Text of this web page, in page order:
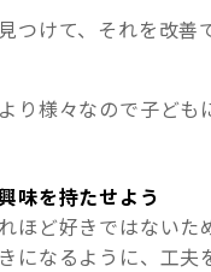
つけて、それを改善
様々なので子ども
味を持たせよう
ほど好きではないた
になるように、工夫